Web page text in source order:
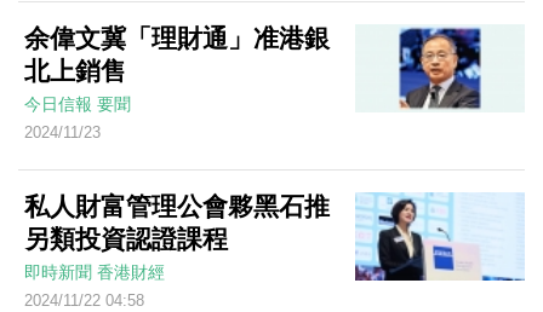
余偉文冀「理財通」准港銀
北上銷售
今日信報 要聞
2024/11/23
私人財富管理公會夥黑石推
另類投資認證課程
即時新聞 香港財經
2024/11/22 04:58